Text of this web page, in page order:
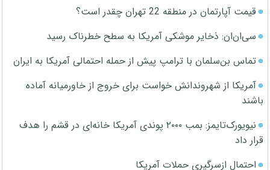
قیمت آپارتمان در منطقه 22 تهران چقدر است؟
سی‌ان‌ان: ذخایر موشکی آمریکا به سطح خطرناک رسید
تماس بن‌سلمان با ترامپ پیش از حمله احتمالی آمریکا به ایران
آمریکا از شهروندانش خواست برای خروج از خاورمیانه آماده
باشند
نیویورک‌تایمز: بمب ۲۰۰۰ پوندی آمریکا خانه‌ای در قشم را هدف
قرار داد
احتمال ازسرگیری حملات آمریکا